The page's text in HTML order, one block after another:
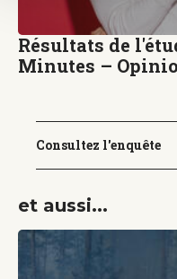
Résultats de
Minutes –
Consultez l'enquête
et aussi...